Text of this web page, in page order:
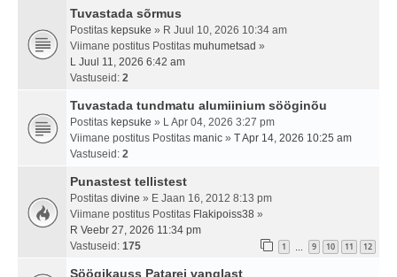
Tuvastada sõrmus
Postitas kepsuke » R Juul 10, 2026 10:34 am
Viimane postitus Postitas muhumetsad »
L Juul 11, 2026 6:42 am
Vastuseid: 2
Tuvastada tundmatu alumiinium sööginõu
Postitas kepsuke » L Apr 04, 2026 3:27 pm
Viimane postitus Postitas manic » T Apr 14, 2026 10:25 am
Vastuseid: 2
Punastest tellistest
Postitas divine » E Jaan 16, 2012 8:13 pm
Viimane postitus Postitas Flakipoiss38 »
R Veebr 27, 2026 11:34 pm
Vastuseid: 175 1 9 10 11 12
Söögikauss Patarei vanglast